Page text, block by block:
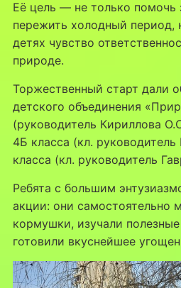
Её цель — не только
пережить холодный период,
детях чувство
природе.
Торжественный старт дали
детского объединения
(руководитель Кириллова
4Б класса (кл.
класса (кл. руководитель
Ребята с большим
акции: они самостоятельно
кормушки, изучали
готовили вкуснейшее